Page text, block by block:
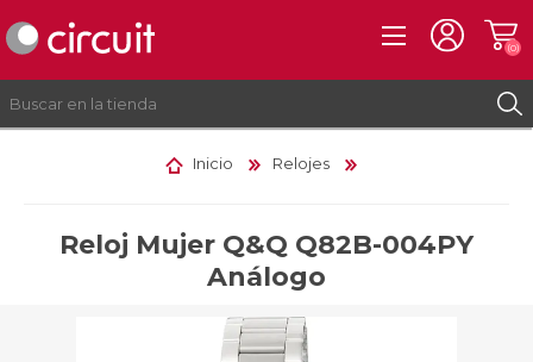
INICIAR SESIÓN
(0)
Inicio Relojes
Reloj Mujer Q&Q Q82B-004PY
Análogo